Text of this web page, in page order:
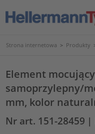
Strona internetowa > Produkty
Element
samoprzylepny/
mm, kolor
Nr art. 151-28459 |